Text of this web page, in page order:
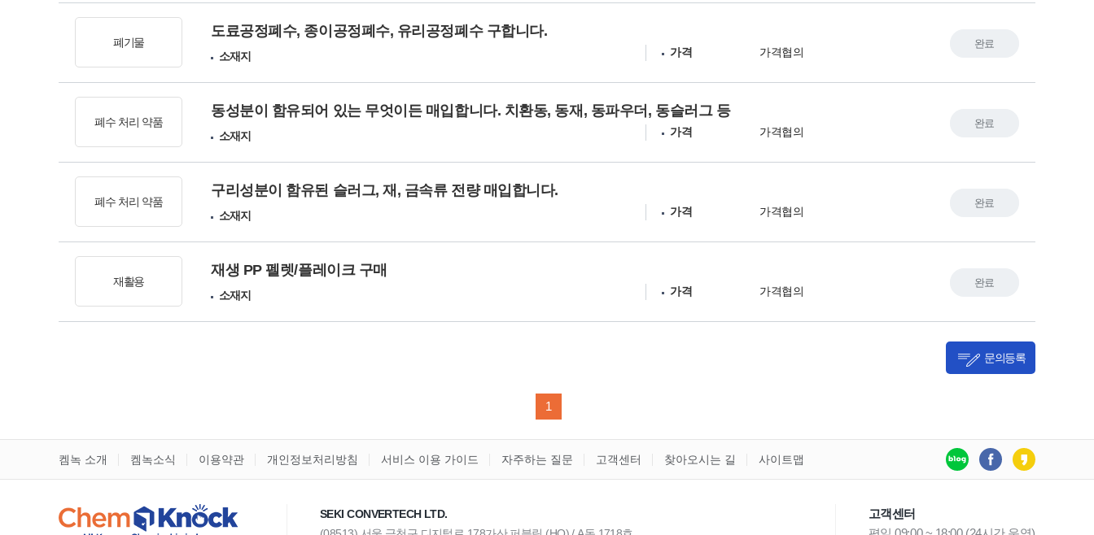
폐기물
도료공정폐수, 종이공정폐수, 유리공정폐수 구합니다.
소재지 가격 가격협의
완료
폐수 처리 약품
동성분이 함유되어 있는 무엇이든 매입합니다. 치환동, 동재, 동파우더, 동슬러그 등
소재지 가격 가격협의
완료
폐수 처리 약품
구리성분이 함유된 슬러그, 재, 금속류 전량 매입합니다.
소재지 가격 가격협의
완료
재활용
재생 PP 펠렛/플레이크 구매
소재지 가격 가격협의
완료
문의등록
1
켐녹 소개 켐녹소식 이용약관 개인정보처리방침 서비스 이용 가이드 자주하는 질문 고객센터 찾아오시는 길 사이트맵
SEKI CONVERTECH LTD.
고객센터